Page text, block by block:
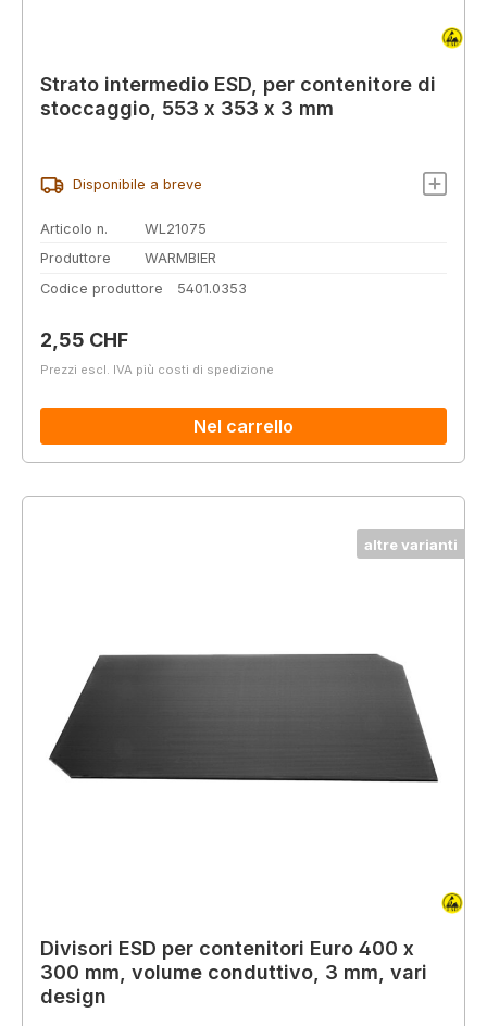
Strato intermedio ESD, per contenitore di
stoccaggio, 553 x 353 x 3 mm
Disponibile a breve
Articolo n.
WL21075
Produttore
WARMBIER
Codice produttore
5401.0353
Prezzo normale:
2,55 CHF
Prezzi escl. IVA più costi di spedizione
Nel carrello
altre varianti
Divisori ESD per contenitori Euro 400 x
300 mm, volume conduttivo, 3 mm, vari
design